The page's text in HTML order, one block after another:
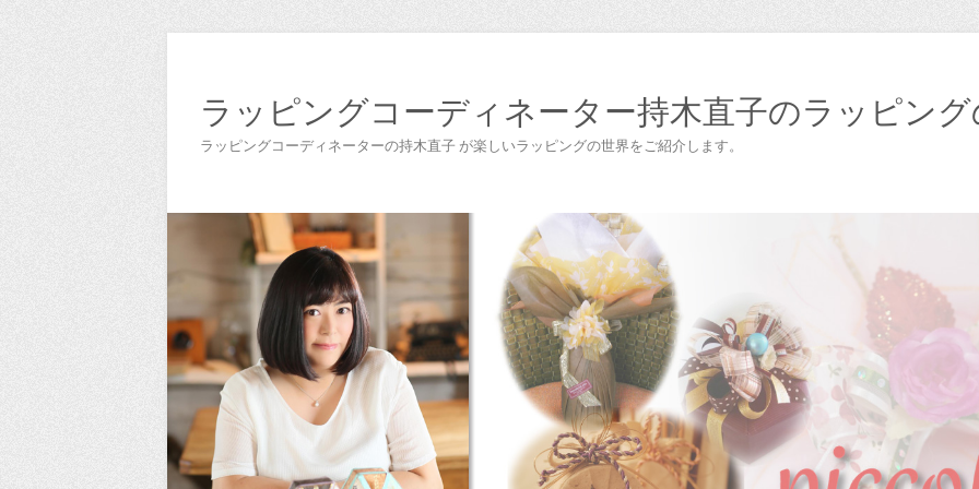
ラッピングコーディネーター持木直子のラッピン
ラッピングコーディネーターの持木直子 が楽しいラッピングの世界をご紹介します。